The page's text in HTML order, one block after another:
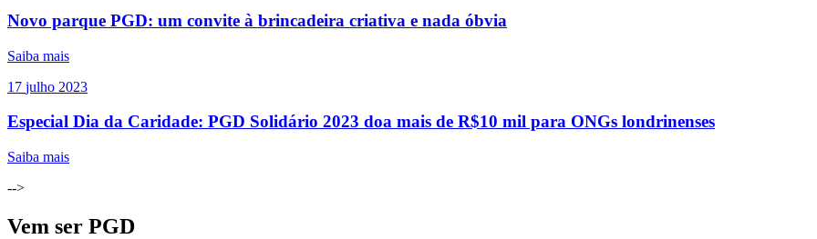
Novo parque PGD: um convite à brincadeira criativa e nada óbvia
Saiba mais
17 julho 2023
Especial Dia da Caridade: PGD Solidário 2023 doa mais de R$10 mil para ONGs londrinenses
Saiba mais
-->
Vem ser PGD